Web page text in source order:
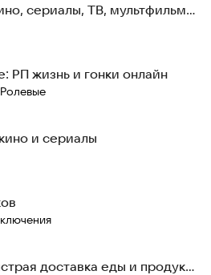
VK Видео: кино, сериалы, ТВ, мультфильмы и клипы
РП жизнь и гонки онлайн
Ролевые
и сериалы
Самокат: быстрая доставка еды и продуктов на дом